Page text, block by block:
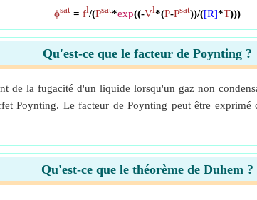
ϕsat = fl/(Psat*exp((-Vl*(P-Psat))/([R]*T)))
Qu'est-ce que le facteur de Poynting ?
de la fugacité d'un liquide lorsqu'un gaz non
Poynting. Le facteur de Poynting peut être
Qu'est-ce que le théorème de Duhem ?